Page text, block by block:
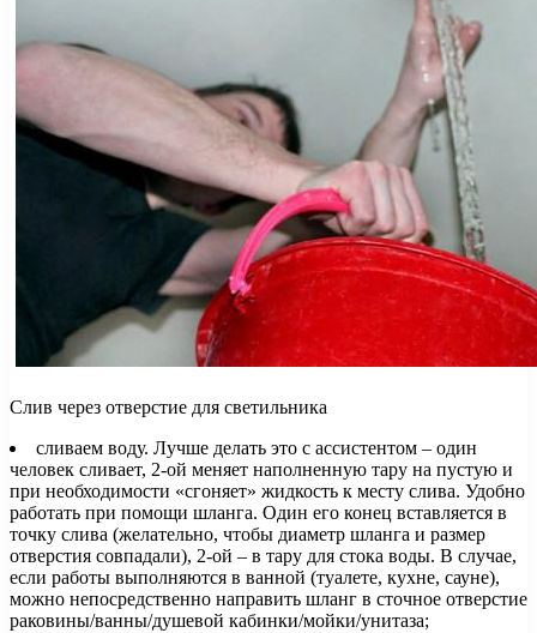
Слив через отверстие для светильника
сливаем воду. Лучше делать это с ассистентом – один
человек сливает, 2-ой меняет наполненную тару на пустую и
при необходимости «сгоняет» жидкость к месту слива. Удобно
работать при помощи шланга. Один его конец вставляется в
точку слива (желательно, чтобы диаметр шланга и размер
отверстия совпадали), 2-ой – в тару для стока воды. В случае,
если работы выполняются в ванной (туалете, кухне, сауне),
можно непосредственно направить шланг в сточное отверстие
раковины/ванны/душевой кабинки/мойки/унитаза;